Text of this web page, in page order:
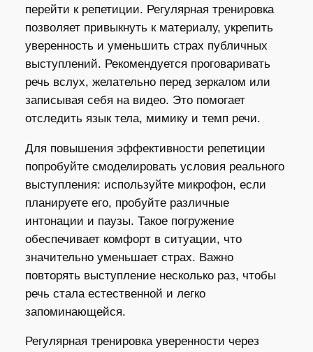
перейти к репетиции. Регулярная тренировка
позволяет привыкнуть к материалу, укрепить
уверенность и уменьшить страх публичных
выступлений. Рекомендуется проговаривать
речь вслух, желательно перед зеркалом или
записывая себя на видео. Это помогает
отследить язык тела, мимику и темп речи.
Для повышения эффективности репетиции
попробуйте смоделировать условия реального
выступления: используйте микрофон, если
планируете его, пробуйте различные
интонации и паузы. Такое погружение
обеспечивает комфорт в ситуации, что
значительно уменьшает страх. Важно
повторять выступление несколько раз, чтобы
речь стала естественной и легко
запоминающейся.
Регулярная тренировка уверенности через